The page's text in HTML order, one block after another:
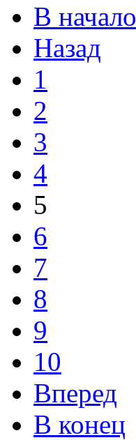
В начало
Назад
1
2
3
4
5
6
7
8
9
10
Вперед
В конец